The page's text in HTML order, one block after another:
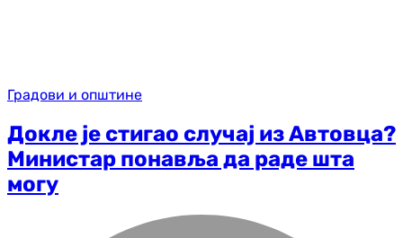
Градови и општине
Докле је стигао случај из Автовца?
Министар понавља да раде шта
могу